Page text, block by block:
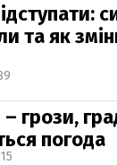
та як
грози,
погода